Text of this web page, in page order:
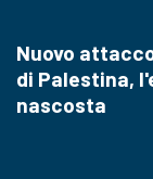
Nuovo
di Palestina,
nascosta